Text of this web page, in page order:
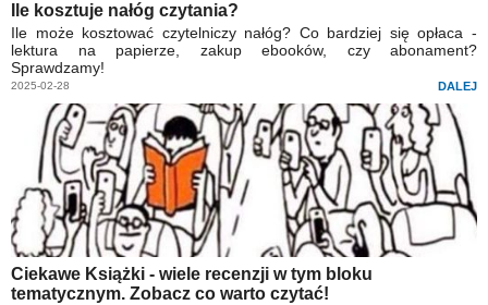
Ile kosztuje nałóg czytania?
Ile może kosztować czytelniczy nałóg? Co bardziej się opłaca -
lektura na papierze, zakup ebooków, czy abonament?
Sprawdzamy!
2025-02-28 DALEJ
Ciekawe Książki - wiele recenzji w tym bloku
tematycznym. Zobacz co warto czytać!